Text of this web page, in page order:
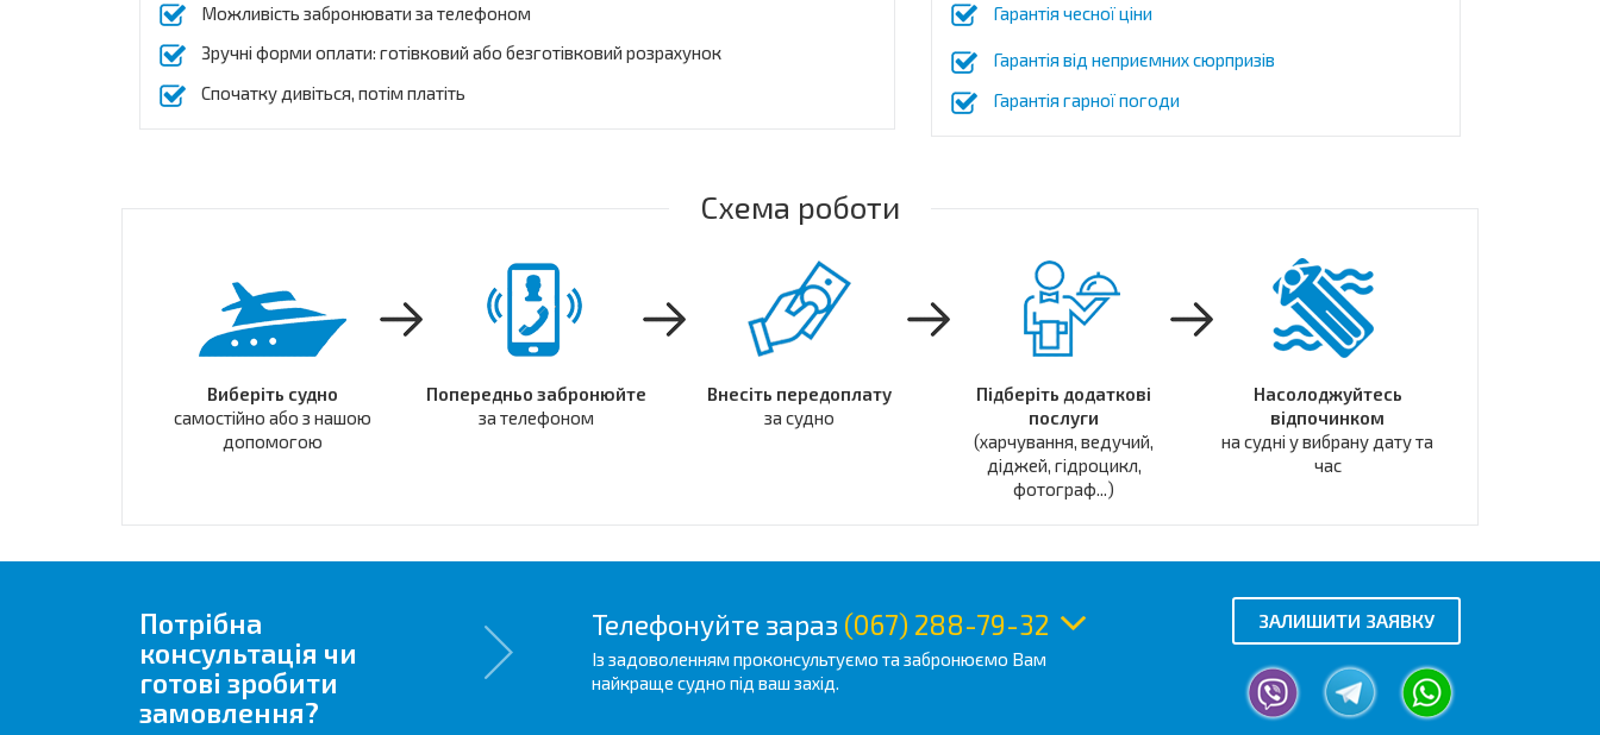
Можливість забронювати за телефоном
Зручні форми оплати: готівковий або безготівковий розрахунок
Спочатку дивіться, потім платіть
Гарантія чесної ціни
Гарантія від неприємних сюрпризів
Гарантія гарної погоди
Схема роботи
Виберіть судно
самостійно або з нашою
допомогою
Попередньо забронюйте
за телефоном
Внесіть передоплату
за судно
Підберіть додаткові
послуги
(харчування, ведучий,
діджей, гідроцикл,
фотограф...)
Насолоджуйтесь
відпочинком
на судні у вибрану дату та
час
Потрібна
консультація чи
готові зробити
замовлення?
Телефонуйте зараз (067) 288-79-32
Із задоволенням проконсультуємо та забронюємо Вам
найкраще судно під ваш захід.
ЗАЛИШИТИ ЗАЯВКУ